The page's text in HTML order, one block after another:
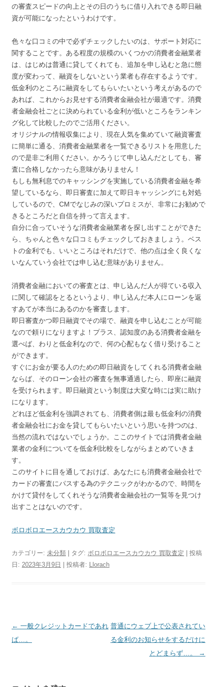
の審査スピードの向上とその日のうちに借り入れできる即日融
資が可能になったというわけです。
色々な口コミの中で必ずチェックしたいのは、サポート対応に
関することです。ある程度の規模のいくつかの消費者金融業者
は、はじめは普通に貸してくれても、追加を申し込むと急に態
度が変わって、融資をしないという業者も存在するようです。
低金利のところに融資をしてもらいたいという考えがあるので
あれば、これからお見せする消費者金融会社が最適です。消費
者金融会社ごとに決められている金利が低いところをランキン
グ化して比較したのでご活用ください。
オリジナルの情報収集により、現在人気を集めていて融資審査
に簡単に通る、消費者金融業者を一覧できるリストを用意した
ので是非ご利用ください。かろうじて申し込んだとしても、審
査に合格しなかったら意味がありません！
もしも無利息でのキャッシングを実施している消費者金融を希
望しているなら、即日審査に加えて即日キャッシングにも対処
しているので、CMでなじみの深いプロミスが、非常にお勧めで
きるところだと自信を持って言えます。
自分に合っていそうな消費者金融業者を探し出すことができた
ら、ちゃんと色々な口コミもチェックしておきましょう。ベス
トの金利でも、いいところはそれだけで、他の点は全く良くな
いなんていう会社では申し込む意味がありません。
消費者金融においての審査とは、申し込んだ人が得ている収入
に関して確認をとるというより、申し込んだ本人にローンを返
すあてが本当にあるのかを審査します。
即日審査かつ即日融資でその場で、融資を申し込むことが可能
なので頼りになりますよ！プラス、認知度のある消費者金融を
選べば、わりと低金利なので、何の心配もなく借り受けること
ができます。
すぐにお金が要る人のための即日融資をしてくれる消費者金融
ならば、そのローン会社の審査を無事通過したら、即座に融資
を受けられます。即日融資という制度は大変な時には実に助け
になります。
どれほど低金利を強調されても、消費者側は最も低金利の消費
者金融会社にお金を貸してもらいたいという思いを持つのは、
当然の流れではないでしょうか。ここのサイトでは消費者金融
業者の金利についてを低金利比較をしながらまとめていきま
す。
このサイトに目を通しておけば、あなたにも消費者金融会社で
カードの審査にパスする為のテクニックがわかるので、時間を
かけて貸付をしてくれそうな消費者金融会社の一覧等を見つけ
出すことはないのです。
ボロボロエースカウカウ 買取査定
カテゴリー: 未分類 | タグ: ボロボロエースカウカウ 買取査定 | 投稿
日: 2023年3月9日 投稿者: Llorach
投
稿
← 一般クレジットカードであれ
ば…。
普通にウェブ上で公表されてい
る金利のお知らせをするだけに
とどまらず…。
→